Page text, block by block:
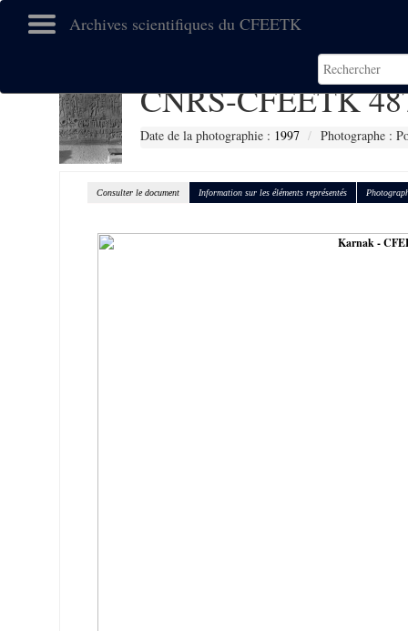
Archives scientifiques du CFEETK
CNRS-CFEETK
Date de la photographie : 1997 Photographe :
Consulter le document Information sur les éléments représentés